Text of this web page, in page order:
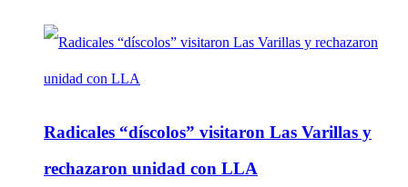
Radicales “díscolos” visitaron Las Varillas y
rechazaron unidad con LLA